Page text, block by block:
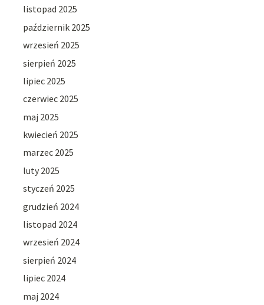
listopad 2025
październik 2025
wrzesień 2025
sierpień 2025
lipiec 2025
czerwiec 2025
maj 2025
kwiecień 2025
marzec 2025
luty 2025
styczeń 2025
grudzień 2024
listopad 2024
wrzesień 2024
sierpień 2024
lipiec 2024
maj 2024